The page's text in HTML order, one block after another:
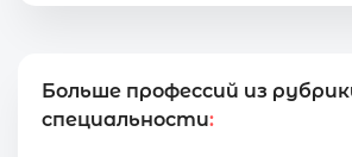
Больше профессий из
специальности: